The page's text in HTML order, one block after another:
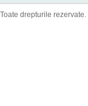
drepturile rezervate.